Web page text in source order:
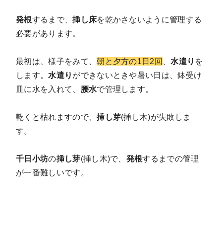
発根するまで、挿し床を乾かさないように管理する
必要があります。
最初は、様子をみて、朝と夕方の1日2回 水遣り を
します。 水遣り ができないときや暑い日は、鉢受け
皿に水を入れて、 腰水で管理します。
乾くと枯れますので、挿し芽(挿し木)が失敗しま
す。
千日小坊の挿し芽(挿し木)で、 発根するまでの管理
が一番難しいです。